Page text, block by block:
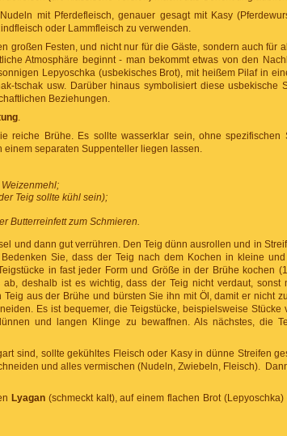
mit Pferdefleisch, genauer gesagt mit Kasy
oder Lammfleisch zu verwenden.
großen Festen, und nicht nur für die Gäste, sondern auch für
Atmosphäre beginnt - man bekommt etwas von den
Lepyoschka (usbekisches Brot), mit heißem Pilaf in
tschak usw. Darüber hinaus symbolisiert diese usbekische
Beziehungen.
.
reiche Brühe. Es sollte wasserklar sein, ohne spezifischen
einem separaten Suppenteller liegen lassen.
Teig sollte kühl sein);
Butterreinfett zum Schmieren.
und dann gut verrühren. Den Teig dünn ausrollen und in
Sie, dass der Teig nach dem Kochen in kleine
in fast jeder Form und Größe in der Brühe kochen
deshalb ist es wichtig, dass der Teig nicht verdaut, sonst
aus der Brühe und bürsten Sie ihn mit Öl, damit er nicht
Es ist bequemer, die Teigstücke, beispielsweise Stücke
und langen Klinge zu bewaffnen. Als nächstes, die
sind, sollte gekühltes Fleisch oder Kasy in dünne Streifen
und alles vermischen (Nudeln, Zwiebeln, Fleisch).
Lyagan(schmeckt kalt), auf einem flachen Brot